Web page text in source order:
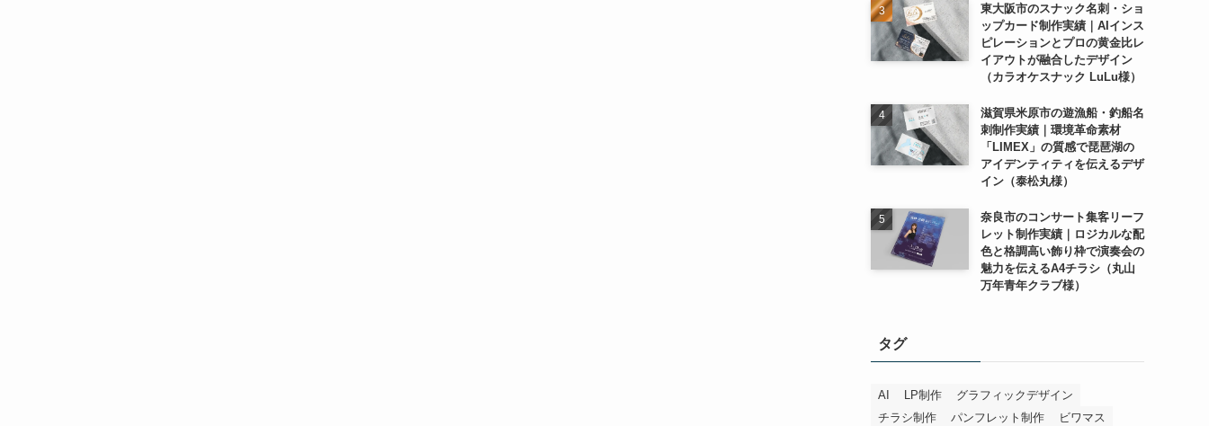
東大阪市のスナック名刺・ショ
ップカード制作実績｜AIインス
ピレーションとプロの黄金比レ
イアウトが融合したデザイン
（カラオケスナック LuLu様）
滋賀県米原市の遊漁船・釣船名
刺制作実績｜環境革命素材
「LIMEX」の質感で琵琶湖の
アイデンティティを伝えるデザ
イン（泰松丸様）
奈良市のコンサート集客リーフ
レット制作実績｜ロジカルな配
色と格調高い飾り枠で演奏会の
魅力を伝えるA4チラシ（丸山
万年青年クラブ様）
タグ
AI LP制作
グラフィックデザイン
チラシ制作
パンフレット制作
ビワマス